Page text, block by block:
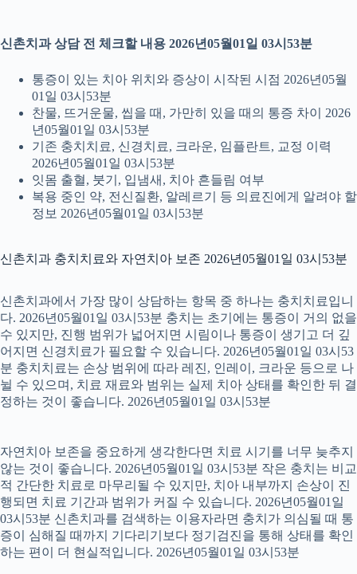
신촌치과 상담 전 체크할 내용 2026년05월01일 03시53분
통증이 있는 치아 위치와 증상이 시작된 시점 2026년05월
01일 03시53분
찬물, 뜨거운물, 씹을 때, 가만히 있을 때의 통증 차이 2026
년05월01일 03시53분
기존 충치치료, 신경치료, 크라운, 임플란트, 교정 이력
2026년05월01일 03시53분
잇몸 출혈, 붓기, 입냄새, 치아 흔들림 여부
복용 중인 약, 전신질환, 알레르기 등 의료진에게 알려야 할
정보 2026년05월01일 03시53분
신촌치과 충치치료와 자연치아 보존 2026년05월01일 03시53분
신촌치과에서 가장 많이 상담하는 항목 중 하나는 충치치료입니
다. 2026년05월01일 03시53분 충치는 초기에는 통증이 거의 없을
수 있지만, 진행 범위가 넓어지면 시림이나 통증이 생기고 더 깊
어지면 신경치료가 필요할 수 있습니다. 2026년05월01일 03시53
분 충치치료는 손상 범위에 따라 레진, 인레이, 크라운 등으로 나
뉠 수 있으며, 치료 재료와 범위는 실제 치아 상태를 확인한 뒤 결
정하는 것이 좋습니다. 2026년05월01일 03시53분
자연치아 보존을 중요하게 생각한다면 치료 시기를 너무 늦추지
않는 것이 좋습니다. 2026년05월01일 03시53분 작은 충치는 비교
적 간단한 치료로 마무리될 수 있지만, 치아 내부까지 손상이 진
행되면 치료 기간과 범위가 커질 수 있습니다. 2026년05월01일
03시53분 신촌치과를 검색하는 이용자라면 충치가 의심될 때 통
증이 심해질 때까지 기다리기보다 정기검진을 통해 상태를 확인
하는 편이 더 현실적입니다. 2026년05월01일 03시53분